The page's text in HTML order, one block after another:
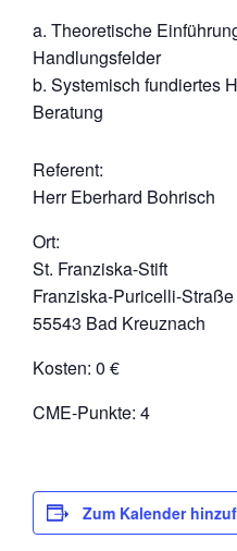
a. Theoretische
Handlungsfelder
b. Systemisch fundiertes
Beratung
Referent:
Herr Eberhard Bohrisch
Ort:
St. Franziska-Stift
Franziska-Puricelli-Straße
55543 Bad Kreuznach
Kosten: 0 €
CME-Punkte: 4
Zum Kalender